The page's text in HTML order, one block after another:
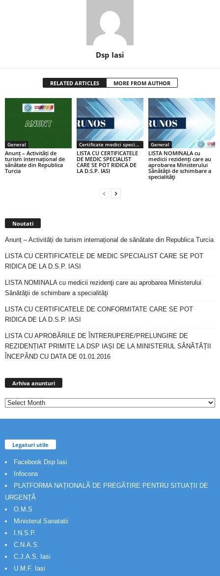
Dsp Iasi
RELATED ARTICLES MORE FROM AUTHOR
General
Anunț – Activități de
turism internațional de
sănătate din Republica
Turcia
Certificate medici specialiști / primari
LISTA CU CERTIFICATELE
DE MEDIC SPECIALIST
CARE SE POT RIDICA DE
LA D.S.P. IASI
General
LISTA NOMINALA cu
medicii rezidenţi care au
aprobarea Ministerului
Sănătăţii de schimbare a
specialităţi
Noutati
Anunț – Activități de turism internațional de sănătate din Republica Turcia
LISTA CU CERTIFICATELE DE MEDIC SPECIALIST CARE SE POT
RIDICA DE LA D.S.P. IASI
LISTA NOMINALA cu medicii rezidenţi care au aprobarea Ministerului
Sănătăţii de schimbare a specialităţi
LISTA CU CERTIFICATELE DE CONFORMITATE CARE SE POT
RIDICA DE LA D.S.P. IASI
LISTA CU APROBĂRILE DE ÎNTRERUPERE/PRELUNGIRE DE
REZIDENȚIAT PRIMITE LA DSP IAȘI DE LA MINISTERUL SĂNĂTĂȚII
ÎNCEPÂND CU DATA DE 01.01.2016
Arhiva anunturi
Legaturi utile
Facebook Dsp Iasi
Infocons
PLATFORMA NAȚIONALĂ DE PREGĂTIRE PENTRU SITUAȚII DE
URGENȚĂ
O.M.S
Ministerul Sanatatii
I.N.S.P.
C.N.A.S.
C.J.A.S. Iasi
U.M.F. Iasi